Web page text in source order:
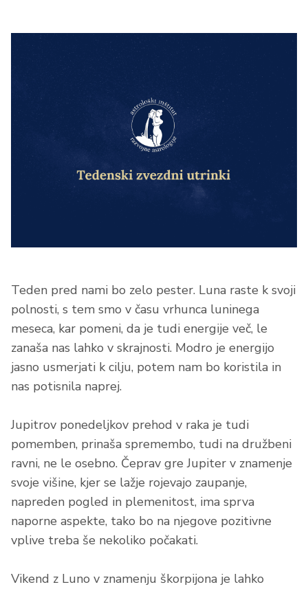
Teden pred nami bo zelo pester. Luna raste k svoji
polnosti, s tem smo v času vrhunca luninega
meseca, kar pomeni, da je tudi energije več, le
zanaša nas lahko v skrajnosti. Modro je energijo
jasno usmerjati k cilju, potem nam bo koristila in
nas potisnila naprej.
Jupitrov ponedeljkov prehod v raka je tudi
pomemben, prinaša spremembo, tudi na družbeni
ravni, ne le osebno. Čeprav gre Jupiter v znamenje
svoje višine, kjer se lažje rojevajo zaupanje,
napreden pogled in plemenitost, ima sprva
naporne aspekte, tako bo na njegove pozitivne
vplive treba še nekoliko počakati.
Vikend z Luno v znamenju škorpijona je lahko